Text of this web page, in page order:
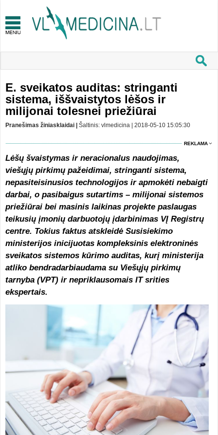
E. sveikatos auditas: stringanti
sistema, iššvaistytos lėšos ir
milijonai tolesnei priežiūrai
Pranešimas žiniasklaidai | Šaltinis: vlmedicina | 2018-05-10 15:05:30
REKLAMA
Lėšų švaistymas ir neracionalus naudojimas,
viešųjų pirkimų pažeidimai, stringanti sistema,
nepasiteisinusios technologijos ir apmokėti nebaigti
darbai, o pasibaigus sutartims – milijonai sistemos
priežiūrai bei masinis laikinas projekte paslaugas
teikusių įmonių darbuotojų įdarbinimas VĮ Registrų
centre. Tokius faktus atskleidė Susisiekimo
ministerijos inicijuotas kompleksinis elektroninės
sveikatos sistemos kūrimo auditas, kurį ministerija
atliko bendradarbiaudama su Viešųjų pirkimų
tarnyba (VPT) ir nepriklausomais IT srities
ekspertais.